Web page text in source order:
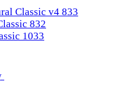
Classic v4 833
832
1033